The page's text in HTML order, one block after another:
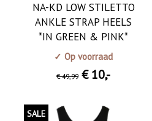
NA-KD LOW STILETTO
ANKLE STRAP HEELS
*IN GREEN & PINK*
✓ Op voorraad
€ 49,99 € 10,-
SALE